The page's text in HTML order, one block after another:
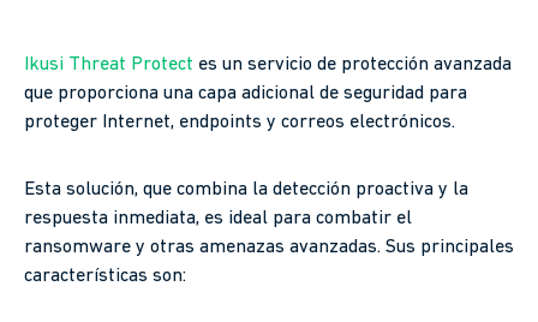
Ikusi Threat Protect es un servicio de protección avanzada
que proporciona una capa adicional de seguridad para
proteger Internet, endpoints y correos electrónicos.
Esta solución, que combina la detección proactiva y la
respuesta inmediata, es ideal para combatir el
ransomware y otras amenazas avanzadas. Sus principales
características son: